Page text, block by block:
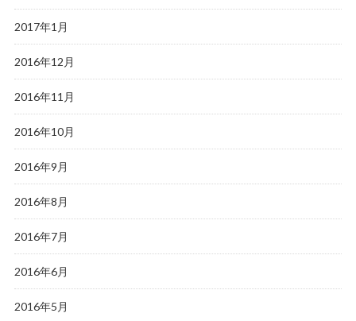
2017年1月
2016年12月
2016年11月
2016年10月
2016年9月
2016年8月
2016年7月
2016年6月
2016年5月